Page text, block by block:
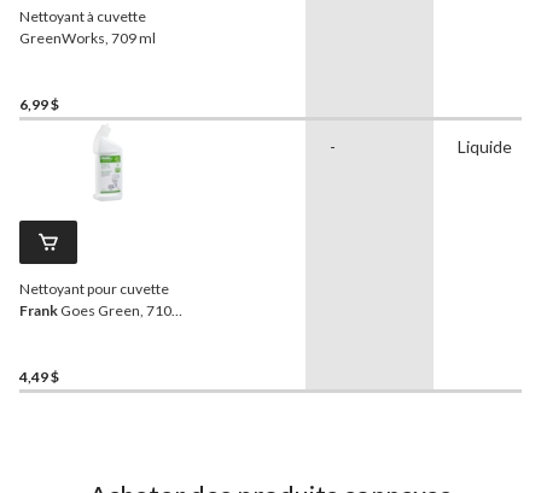
Nettoyant à cuvette
GreenWorks, 709 ml
6,99 $
Nettoyant pour cuvette
Frank Goes Green, 710
4,49 $
- Liquide